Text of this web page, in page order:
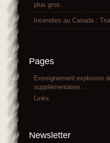
plus gros...
Incendies au Canada :
Pages
Enseignement:explosion
supplémentaires...
Links
Newsletter